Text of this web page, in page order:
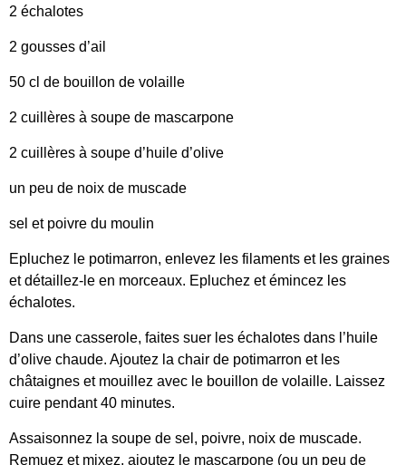
2 échalotes
2 gousses d’ail
50 cl de bouillon de volaille
2 cuillères à soupe de mascarpone
2 cuillères à soupe d’huile d’olive
un peu de noix de muscade
sel et poivre du moulin
Epluchez le potimarron, enlevez les filaments et les graines
et détaillez-le en morceaux. Epluchez et émincez les
échalotes.
Dans une casserole, faites suer les échalotes dans l’huile
d’olive chaude. Ajoutez la chair de potimarron et les
châtaignes et mouillez avec le bouillon de volaille. Laissez
cuire pendant 40 minutes.
Assaisonnez la soupe de sel, poivre, noix de muscade.
Remuez et mixez, ajoutez le mascarpone (ou un peu de